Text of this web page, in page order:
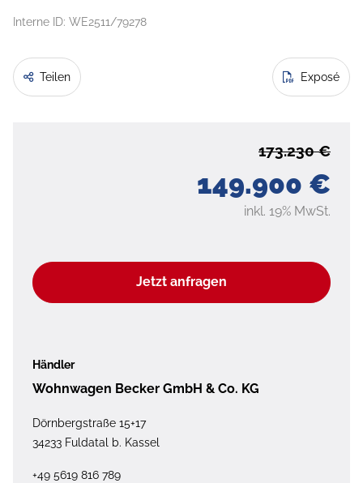
Interne ID: WE2511/79278
Teilen Exposé
149.900 €
173.230 €
inkl. 19% MwSt.
Jetzt anfragen
Händler
Wohnwagen Becker GmbH & Co. KG
Dörnbergstraße 15+17
34233 Fuldatal b. Kassel
+49 5619 816 789